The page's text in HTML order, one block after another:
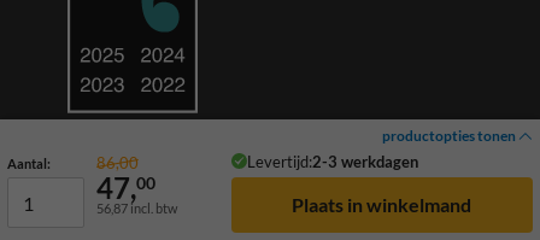
productopties tonen
Aantal: 86,00 Levertijd:2-3 werkdagen
47,00
56,87 incl. btw
© 2026 TrafficSupply. Alle rechten voorbehouden.